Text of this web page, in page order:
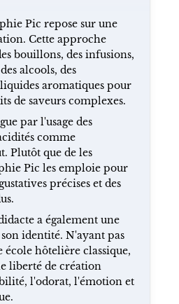
Pic repose sur une
Cette approche
bouillons, des infusions,
alcools, des
aromatiques pour
de saveurs complexes.
par l'usage des
comme
Plutôt que de les
Pic les emploie pour
précises et des
a également une
identité. N'ayant pas
hôtelière classique,
liberté de création
l'odorat, l'émotion et